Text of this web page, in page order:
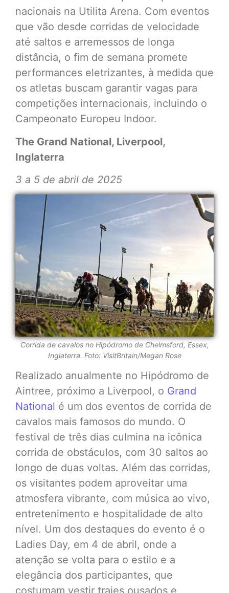
nacionais na Utilita Arena. Com eventos
que vão desde corridas de velocidade
até saltos e arremessos de longa
distância, o fim de semana promete
performances eletrizantes, à medida que
os atletas buscam garantir vagas para
competições internacionais, incluindo o
Campeonato Europeu Indoor.
The Grand National, Liverpool,
Inglaterra
3 a 5 de abril de 2025
Corrida de cavalos no Hipódromo de Chelmsford, Essex,
Inglaterra. Foto: VisitBritain/Megan Rose
Realizado anualmente no Hipódromo de
Aintree, próximo a Liverpool, o Grand
National é um dos eventos de corrida de
cavalos mais famosos do mundo. O
festival de três dias culmina na icônica
corrida de obstáculos, com 30 saltos ao
longo de duas voltas. Além das corridas,
os visitantes podem aproveitar uma
atmosfera vibrante, com música ao vivo,
entretenimento e hospitalidade de alto
nível. Um dos destaques do evento é o
Ladies Day, em 4 de abril, onde a
atenção se volta para o estilo e a
elegância dos participantes, que
costumam vestir trajes ousados e